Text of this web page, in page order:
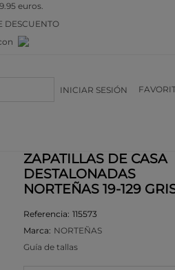
euros.
DESCUENTO
INICIAR SESIÓN
ZAPATILLAS DE CASA
DESTALONADAS
NORTEÑAS 19-129
Referencia: 115573
Marca: NORTEÑAS
Guía de tallas